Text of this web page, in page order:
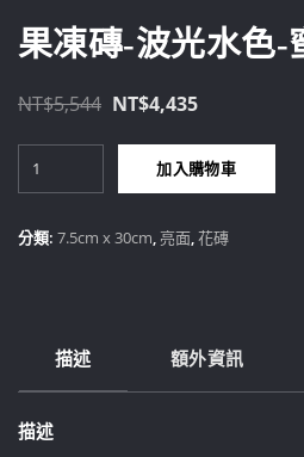
果凍磚-波光水色-
NT$5,544 原
格：
NT$5,544。
NT$4,435
價
格：
NT$4,435。
波
粉
數
量
加入購物車
分類: 7.5cm x 30cm 亮面 花磚
描述 額外資訊
描述